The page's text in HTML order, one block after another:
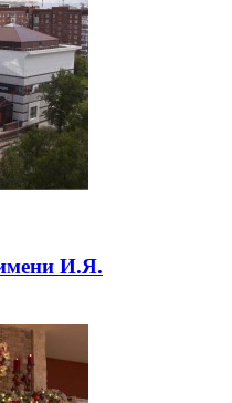
И.Я.